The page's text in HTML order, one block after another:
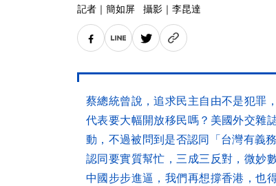
記者 ｜ 簡如屏 攝影 ｜ 李昆達
蔡總統曾說，追求民主自由不是犯罪
代表要大幅開放移民嗎？美國外交雜
動，不過被問到是否認同「台灣有義
認同要實質幫忙，三成三反對，微妙
中國步步進逼，我們再想撐香港，也